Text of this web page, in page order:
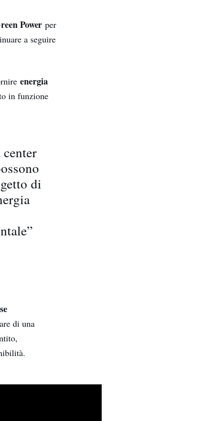
Power per
a seguire
energia
in funzione
di
di una